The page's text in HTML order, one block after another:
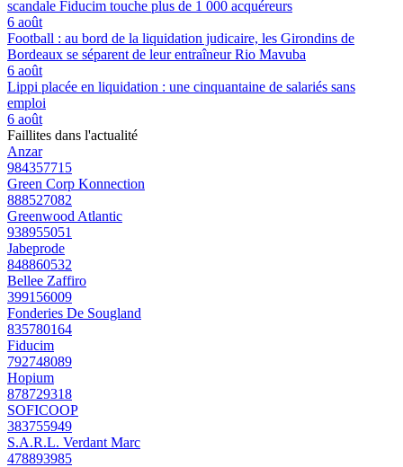
scandale Fiducim touche plus de 1 000 acquéreurs
6 août
Football : au bord de la liquidation judicaire, les Girondins de
Bordeaux se séparent de leur entraîneur Rio Mavuba
6 août
Lippi placée en liquidation : une cinquantaine de salariés sans
emploi
6 août
Faillites dans l'actualité
Anzar
984357715
Green Corp Konnection
888527082
Greenwood Atlantic
938955051
Jabeprode
848860532
Bellee Zaffiro
399156009
Fonderies De Sougland
835780164
Fiducim
792748089
Hopium
878729318
SOFICOOP
383755949
S.A.R.L. Verdant Marc
478893985